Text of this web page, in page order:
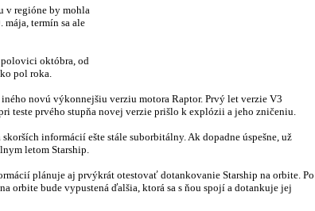
v regióne by mohla
termín sa ale
októbra, od
pol roka.
novú výkonnejšiu verziu motora Raptor. Prvý let verzie V3
teste prvého stupňa novej verzie prišlo k explózii a jeho zničeniu.
informácií ešte stále suborbitálny. Ak dopadne úspešne, už
letom Starship.
plánuje aj prvýkrát otestovať dotankovanie Starship na orbite. Po
orbite bude vypustená ďalšia, ktorá sa s ňou spojí a dotankuje jej